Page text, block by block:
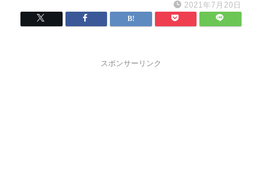
2021年7月20日
スポンサーリンク